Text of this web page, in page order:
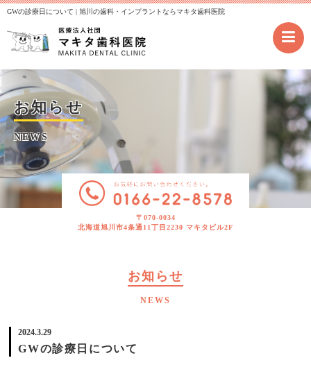
GWの診療日について | 旭川の歯科・インプラントならマキタ歯科医院
お知らせ
NEWS
〒070-0034
北海道旭川市4条通11丁目2230 マキタビル2F
お知らせ
NEWS
2024.3.29
GWの診療日について